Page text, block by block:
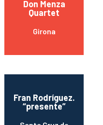
Don Menza
Quartet
Girona
de Gran
Fran Rodríguez.
“presente”